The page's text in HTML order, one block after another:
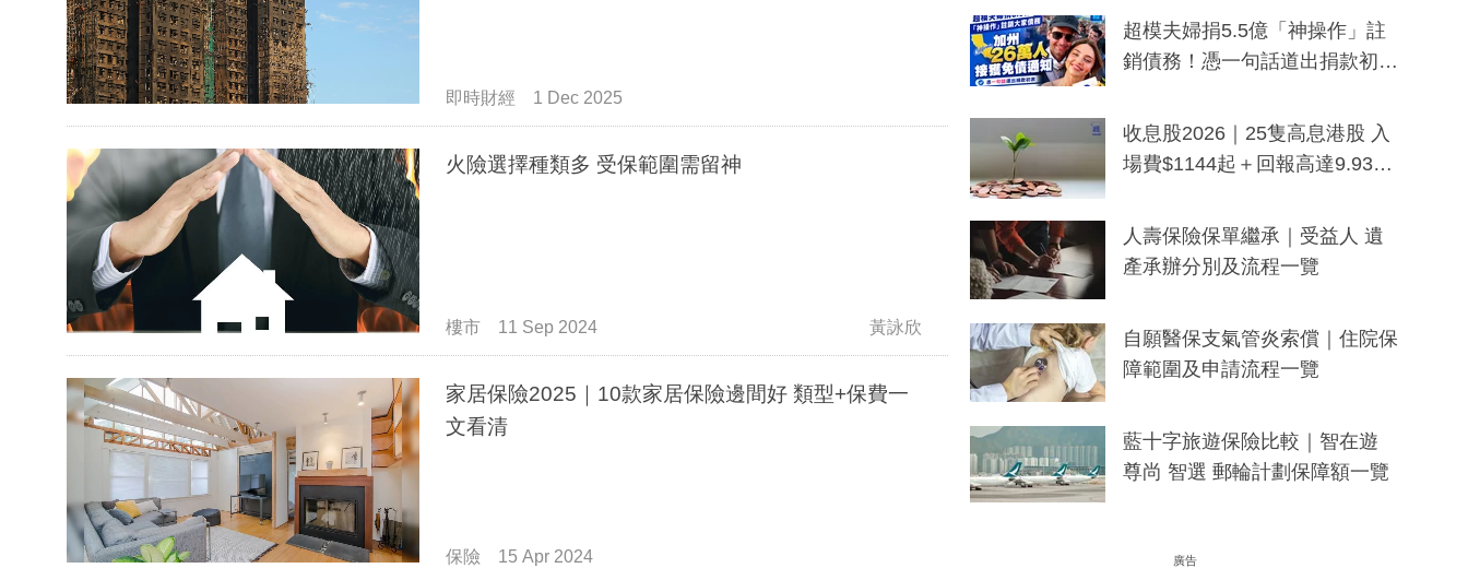
即時財經 1 Dec 2025
火險選擇種類多 受保範圍需留神
樓市 11 Sep 2024 黃詠欣
家居保險2025｜10款家居保險邊間好 類型+保費一
文看清
保險 15 Apr 2024
超模夫婦捐5.5億「神操作」註
銷債務！憑一句話道出捐款初
一度被誤當詐騙手段
收息股2026｜25隻高息港股 入
場費$1144起＋回報高達9.93
人壽保險保單繼承｜受益人 遺
產承辦分別及流程一覽
自願醫保支氣管炎索償｜住院保
障範圍及申請流程一覽
藍十字旅遊保險比較｜智在遊
尊尚 智選 郵輪計劃保障額一覽
廣告